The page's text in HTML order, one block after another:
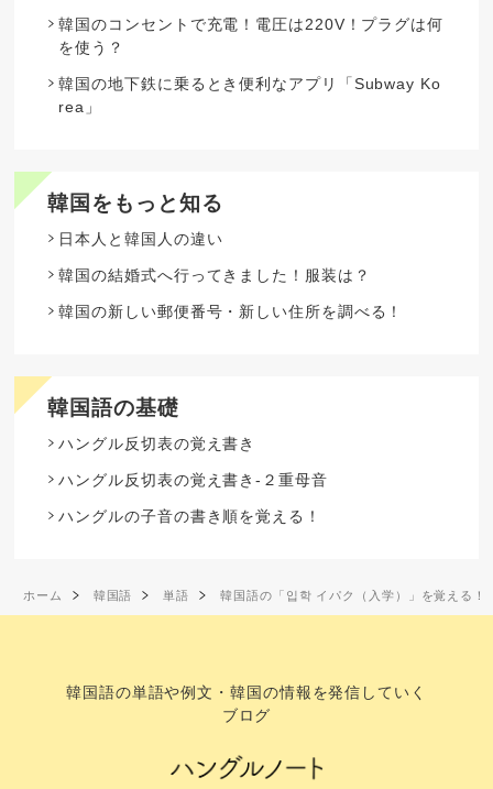
韓国のコンセントで充電！電圧は220V！プラグは何
を使う？
韓国の地下鉄に乗るとき便利なアプリ「Subway Ko
rea」
韓国をもっと知る
日本人と韓国人の違い
韓国の結婚式へ行ってきました！服装は？
韓国の新しい郵便番号・新しい住所を調べる！
韓国語の基礎
ハングル反切表の覚え書き
ハングル反切表の覚え書き-２重母音
ハングルの子音の書き順を覚える！
ホーム 韓国語 単語 韓国語の「입학 イパク（入学）」を覚える！
韓国語の単語や例文・韓国の情報を発信していく
ブログ